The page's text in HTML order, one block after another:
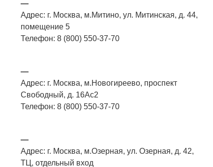
—
Адрес: г. Москва, м.Митино, ул. Митинская, д. 44,
помещение 5
Телефон: 8 (800) 550-37-70
—
Адрес: г. Москва, м.Новогиреево, проспект
Свободный, д. 16Ас2
Телефон: 8 (800) 550-37-70
—
Адрес: г. Москва, м.Озерная, ул. Озерная, д. 42,
ТЦ, отдельный вход